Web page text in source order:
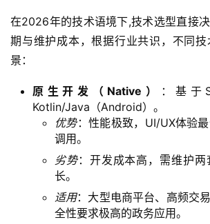
在2026年的技术语境下,技术选型直接
期与维护成本，根据行业共识，不同
景：
原生开发（Native）
：基于
Kotlin/Java（Android）。
优势：性能极致，UI/UX体验
调用。
劣势：开发成本高，需维护两
长。
适用：大型电商平台、高频交
全性要求极高的政务应用。